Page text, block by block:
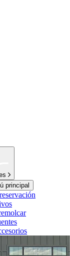
principal